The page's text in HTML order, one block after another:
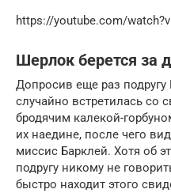
https://youtube.com/
Шерлок берется за
Допросив еще раз
случайно встретилась
бродячим калекой-
их наедине, после чего
миссис Барклей. Хотя об
подругу никому не
быстро находит этого